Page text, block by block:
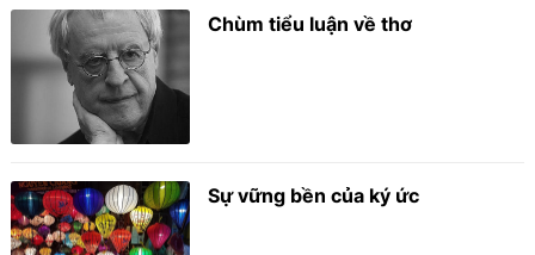
Chùm tiểu luận về thơ
Sự vững bền của ký ức